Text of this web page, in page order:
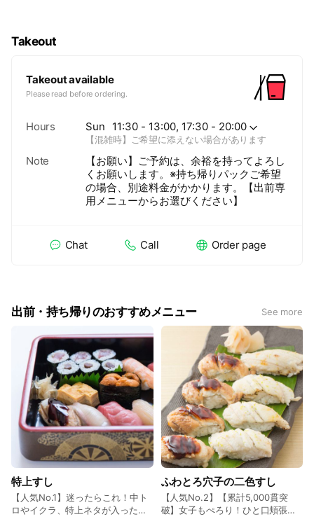
Takeout
Takeout available
Please read before ordering.
Hours Sun 11:30 - 13:00, 17:30 - 20:00
【混雑時】ご希望に添えない場合があります
Note
【お願い】ご予約は、余裕を持ってよろし
くお願いします。※持ち帰りパックご希望
の場合、別途料金がかかります。【出前専
用メニューからお選びください】
Chat Call Order page
出前・持ち帰りのおすすめメニュー See more
特上すし
【人気No.1】迷ったらこれ！中ト
ロやイクラ、特上ネタが入った握
ふわとろ穴子の二色すし
【人気No.2】【累計5,000貫突
破】女子もぺろり！ひと口頬張れ